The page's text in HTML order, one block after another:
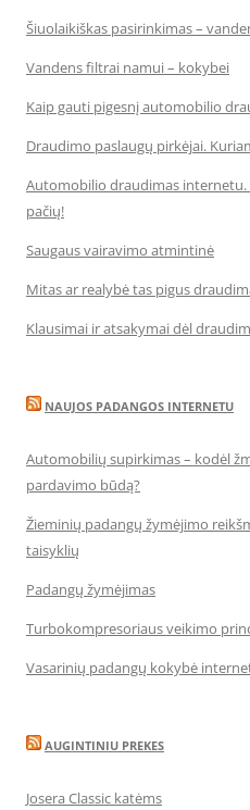
Šiuolaikiškas pasirinkimas –
Vandens filtrai namui – kokybei
Kaip gauti pigesnį automobilio
Draudimo paslaugų pirkėjai.
Automobilio draudimas internetu.
pačių!
Saugaus vairavimo atmintinė
Mitas ar realybė tas pigus
Klausimai ir atsakymai dėl
NAUJOS PADANGOS INTERNETU
Automobilių supirkimas – kodėl
pardavimo būdą?
Žieminių padangų žymėjimo
taisyklių
Padangų žymėjimas
Turbokompresoriaus veikimo
Vasarinių padangų kokybė
AUGINTINIU PREKES
Josera Classic katėms